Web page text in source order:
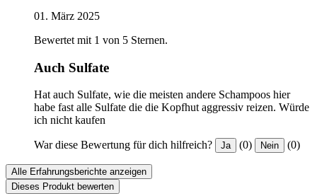
01. März 2025
Bewertet mit 1 von 5 Sternen.
Auch Sulfate
Hat auch Sulfate, wie die meisten andere Schampoos hier
habe fast alle Sulfate die die Kopfhut aggressiv reizen. Würde
ich nicht kaufen
War diese Bewertung für dich hilfreich? Ja (0) Nein (0)
Alle Erfahrungsberichte anzeigen
Dieses Produkt bewerten